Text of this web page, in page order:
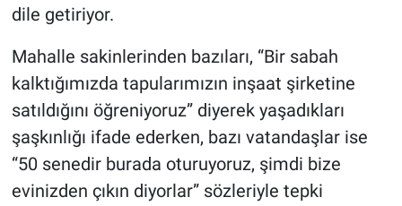
dile getiriyor.
Mahalle sakinlerinden bazıları, “Bir sabah
kalktığımızda tapularımızın inşaat şirketine
satıldığını öğreniyoruz” diyerek yaşadıkları
şaşkınlığı ifade ederken, bazı vatandaşlar ise
“50 senedir burada oturuyoruz, şimdi bize
evinizden çıkın diyorlar” sözleriyle tepki